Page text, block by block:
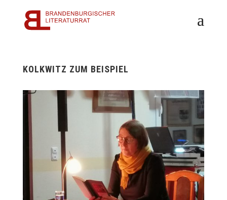
KOLKWITZ ZUM BEISPIEL